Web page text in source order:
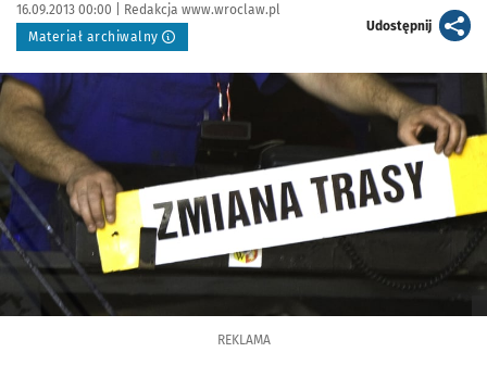
Data publikacji:
16.09.2013 00:00 | Autor:
Redakcja www.wroclaw.pl
Materiał archiwalny
Udostępnijartykuł
Kliknij, aby powiększyć
REKLAMA